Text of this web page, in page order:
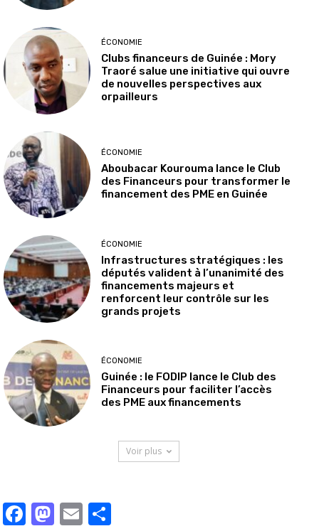
ÉCONOMIE
Clubs financeurs de Guinée : Mory
Traoré salue une initiative qui ouvre
de nouvelles perspectives aux
orpailleurs
ÉCONOMIE
Aboubacar Kourouma lance le Club
des Financeurs pour transformer le
financement des PME en Guinée
ÉCONOMIE
Infrastructures stratégiques : les
députés valident à l’unanimité des
financements majeurs et
renforcent leur contrôle sur les
grands projets
ÉCONOMIE
Guinée : le FODIP lance le Club des
Financeurs pour faciliter l’accès
des PME aux financements
Voir plus
Facebook
Mastodon
Email